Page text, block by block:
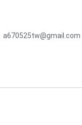
a670525tw@gmail.com